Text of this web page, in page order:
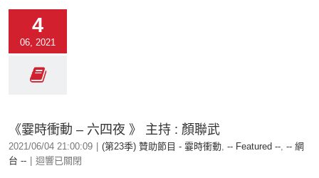
4
06, 2021
《霎時衝動 – 六四夜 》 主持 : 顏聯武
2021/06/04 21:00:09 (第23季) 贊助節目 - 霎時衝動, -- Featured --, -- 網
台 --
迴響已關閉